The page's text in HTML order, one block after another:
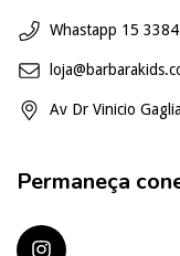
Whastapp 15
Av Dr Vinicio
Permaneça